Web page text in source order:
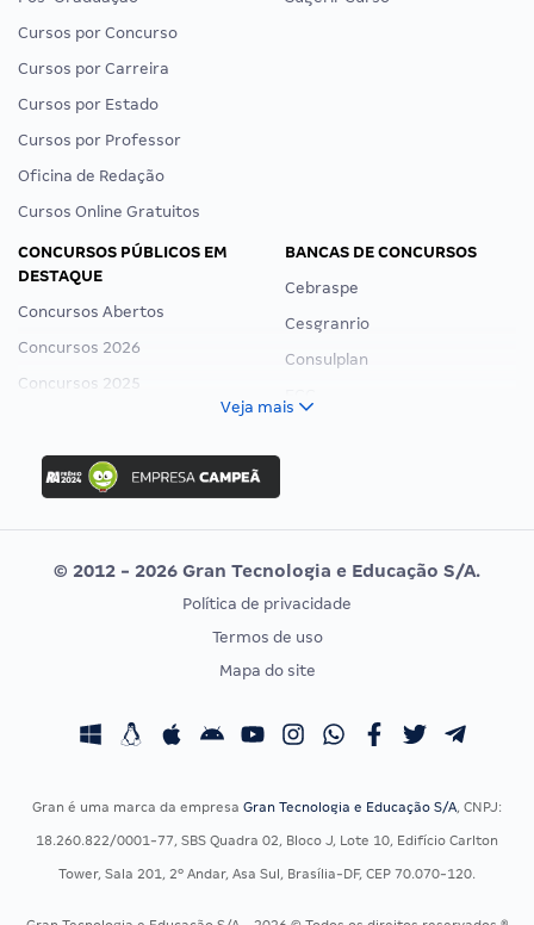
Cursos por Concurso
Cursos por Carreira
Cursos por Estado
Cursos por Professor
Oficina de Redação
Cursos Online Gratuitos
CONCURSOS PÚBLICOS EM
DESTAQUE
Concursos Abertos
Concursos 2026
Concursos 2025
Concurso Ibama
Concurso MPU
Editais publicados
BANCAS DE CONCURSOS
Cebraspe
Cesgranrio
Consulplan
Vunesp
CONCURSOS POR PROFISSÃO
Concursos Fiscais
Concursos Saúde
EXAME DE ORDEM
Calendário OAB
Veja mais
© 2012 - 2026 Gran Tecnologia e Educação S/A.
Política de privacidade
Termos de uso
Mapa do site
Gran é uma marca da empresa Gran Tecnologia e Educação S/A, CNPJ:
18.260.822/0001-77, SBS Quadra 02, Bloco J, Lote 10, Edifício Carlton
Tower, Sala 201, 2º Andar, Asa Sul, Brasília-DF, CEP 70.070-120.